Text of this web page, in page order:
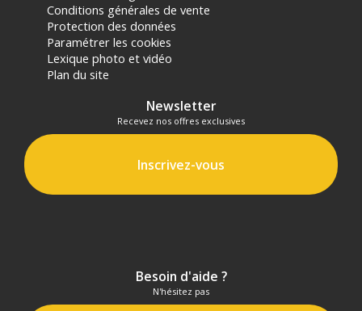
Conditions générales de vente
Protection des données
Paramétrer les cookies
Lexique photo et vidéo
Plan du site
Newsletter
Recevez nos offres exclusives
Inscrivez-vous
Besoin d'aide ?
N'hésitez pas